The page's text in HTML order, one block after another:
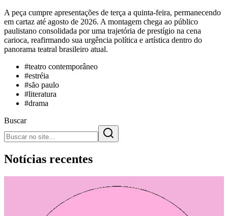
A peça cumpre apresentações de terça a quinta-feira, permanecendo
em cartaz até agosto de 2026. A montagem chega ao público
paulistano consolidada por uma trajetória de prestígio na cena
carioca, reafirmando sua urgência política e artística dentro do
panorama teatral brasileiro atual.
#teatro contemporâneo
#estréia
#são paulo
#literatura
#drama
Buscar
Notícias recentes